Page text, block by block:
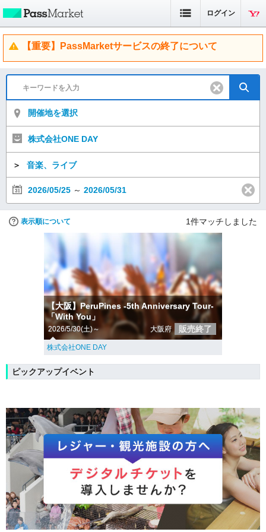
ログイン
【重要】PassMarketサービスの終了について
開催地を選択
株式会社ONE DAY
＞ 音楽、ライブ
2026/05/25 ～ 2026/05/31
表示順について 1件マッチしました
【大阪】PeruPines -5th Anniversary Tour-
「With You」
2026/5/30(土)～ 大阪府 販売終了
株式会社ONE DAY
ピックアップイベント